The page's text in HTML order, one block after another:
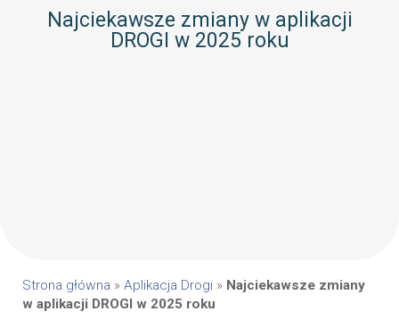
Najciekawsze zmiany w aplikacji
DROGI w 2025 roku
Strona główna »Aplikacja Drogi » Najciekawsze zmiany
w aplikacji DROGI w 2025 roku​